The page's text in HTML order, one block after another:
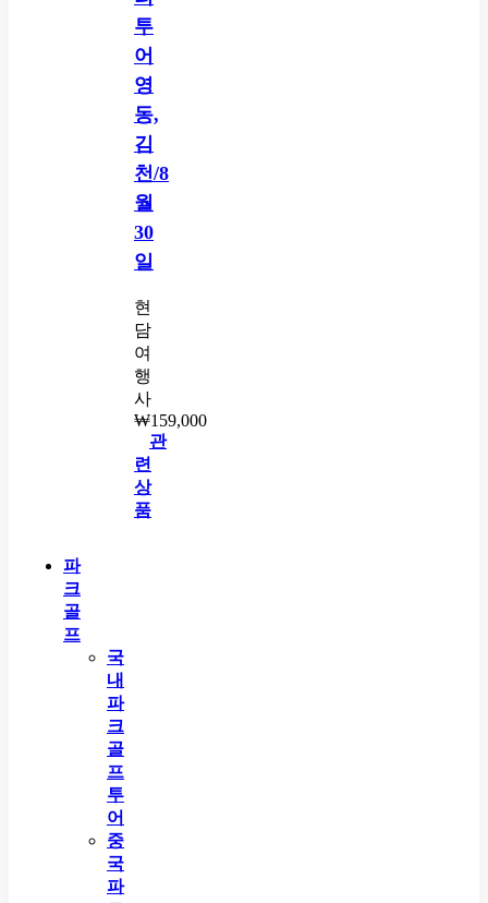
투
어
영
동,
김
천/8
월
30
일
현
담
여
행
사
₩159,000
관
련
상
품
파
크
골
프
국
내
파
크
골
프
투
어
중
국
파